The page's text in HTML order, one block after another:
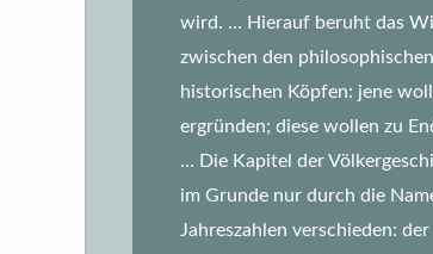
wird. … Hierauf beruht das
zwischen den
historischen Köpfen: jene
ergründen; diese wollen zu
… Die Kapitel der
im Grunde nur durch die
Jahreszahlen verschieden: der